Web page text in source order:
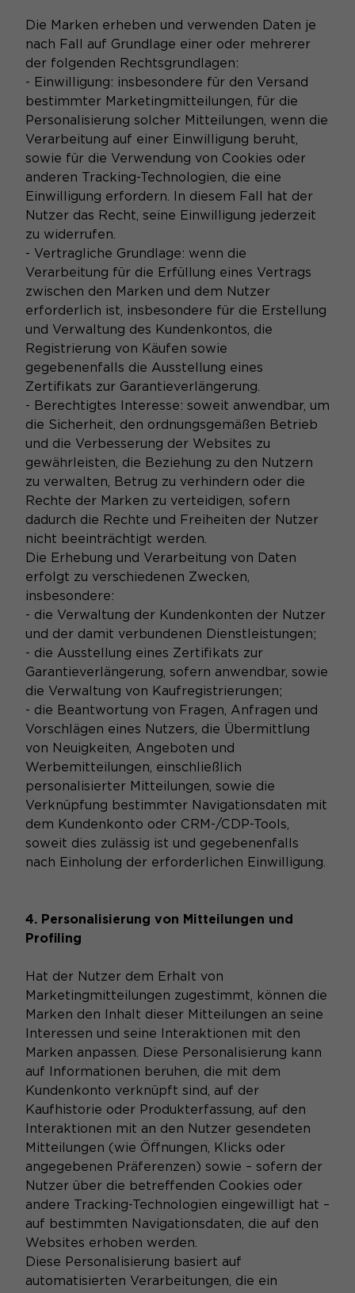
Die Marken erheben und verwenden Daten je
nach Fall auf Grundlage einer oder mehrerer
der folgenden Rechtsgrundlagen:
- Einwilligung: insbesondere für den Versand
bestimmter Marketingmitteilungen, für die
Personalisierung solcher Mitteilungen, wenn die
Verarbeitung auf einer Einwilligung beruht,
sowie für die Verwendung von Cookies oder
anderen Tracking-Technologien, die eine
Einwilligung erfordern. In diesem Fall hat der
Nutzer das Recht, seine Einwilligung jederzeit
zu widerrufen.
- Vertragliche Grundlage: wenn die
Verarbeitung für die Erfüllung eines Vertrags
zwischen den Marken und dem Nutzer
erforderlich ist, insbesondere für die Erstellung
und Verwaltung des Kundenkontos, die
Registrierung von Käufen sowie
gegebenenfalls die Ausstellung eines
Zertifikats zur Garantieverlängerung.
- Berechtigtes Interesse: soweit anwendbar, um
die Sicherheit, den ordnungsgemäßen Betrieb
und die Verbesserung der Websites zu
gewährleisten, die Beziehung zu den Nutzern
zu verwalten, Betrug zu verhindern oder die
Rechte der Marken zu verteidigen, sofern
dadurch die Rechte und Freiheiten der Nutzer
nicht beeinträchtigt werden.
Die Erhebung und Verarbeitung von Daten
erfolgt zu verschiedenen Zwecken,
insbesondere:
- die Verwaltung der Kundenkonten der Nutzer
und der damit verbundenen Dienstleistungen;
- die Ausstellung eines Zertifikats zur
Garantieverlängerung, sofern anwendbar, sowie
die Verwaltung von Kaufregistrierungen;
- die Beantwortung von Fragen, Anfragen und
Vorschlägen eines Nutzers, die Übermittlung
von Neuigkeiten, Angeboten und
Werbemitteilungen, einschließlich
personalisierter Mitteilungen, sowie die
Verknüpfung bestimmter Navigationsdaten mit
dem Kundenkonto oder CRM-/CDP-Tools,
soweit dies zulässig ist und gegebenenfalls
nach Einholung der erforderlichen Einwilligung.
4. Personalisierung von Mitteilungen und
Profiling
Hat der Nutzer dem Erhalt von
Marketingmitteilungen zugestimmt, können die
Marken den Inhalt dieser Mitteilungen an seine
Interessen und seine Interaktionen mit den
Marken anpassen. Diese Personalisierung kann
auf Informationen beruhen, die mit dem
Kundenkonto verknüpft sind, auf der
Kaufhistorie oder Produkterfassung, auf den
Interaktionen mit an den Nutzer gesendeten
Mitteilungen (wie Öffnungen, Klicks oder
angegebenen Präferenzen) sowie – sofern der
Nutzer über die betreffenden Cookies oder
andere Tracking-Technologien eingewilligt hat –
auf bestimmten Navigationsdaten, die auf den
Websites erhoben werden.
Diese Personalisierung basiert auf
automatisierten Verarbeitungen, die ein